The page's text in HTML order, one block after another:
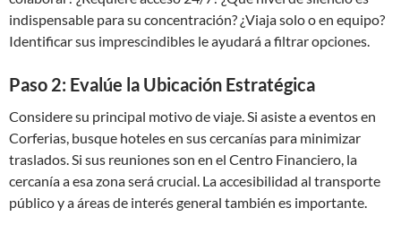
indispensable para su concentración? ¿Viaja solo o en equipo?
Identificar sus imprescindibles le ayudará a filtrar opciones.
Paso 2: Evalúe la Ubicación Estratégica
Considere su principal motivo de viaje. Si asiste a eventos en
Corferias, busque hoteles en sus cercanías para minimizar
traslados. Si sus reuniones son en el Centro Financiero, la
cercanía a esa zona será crucial. La accesibilidad al transporte
público y a áreas de interés general también es importante.